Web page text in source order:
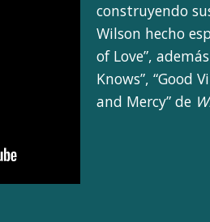
construyendo
Wilson hecho
of Love”,
Knows”, “Good
and Mercy” de